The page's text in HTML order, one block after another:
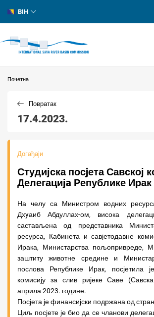
BIH
Почетна
17.4.2023.
Повратак
Догађаји
Студијска посjета Савској
Делегацијa Републике Ирак
На челу са Министром водних
Дхyаиб Абдуллах-ом, висока
састављена од представника
ресурса, Кабинета и савјетодавне
Ирака, Министарства пољопривреде,
заштиту животне средине и
послова Републике Ирак, посјетила
комисију за слив ријеке Саве
априла 2023. године.
Посјета је финансијски подржана од
Циљ посјете је био да се чланови